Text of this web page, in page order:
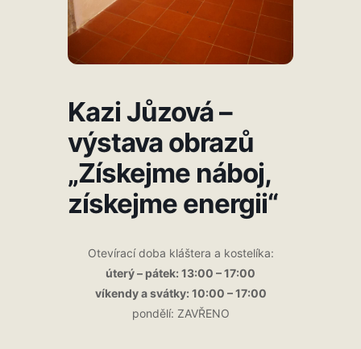
Kazi Jůzová –
výstava obrazů
„Získejme náboj,
získejme energii“
Otevírací doba kláštera a kostelíka:
úterý – pátek: 13:00 – 17:00
víkendy a svátky: 10:00 – 17:00
pondělí: ZAVŘENO